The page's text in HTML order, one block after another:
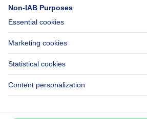
Accessibility
Contact us
Immoweb SA © 2026 - All
Terms of use Cookie settings
3044 -